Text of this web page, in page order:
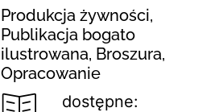
Produkcja żywności,
Publikacja bogato
ilustrowana, Broszura,
Opracowanie
dostępne: